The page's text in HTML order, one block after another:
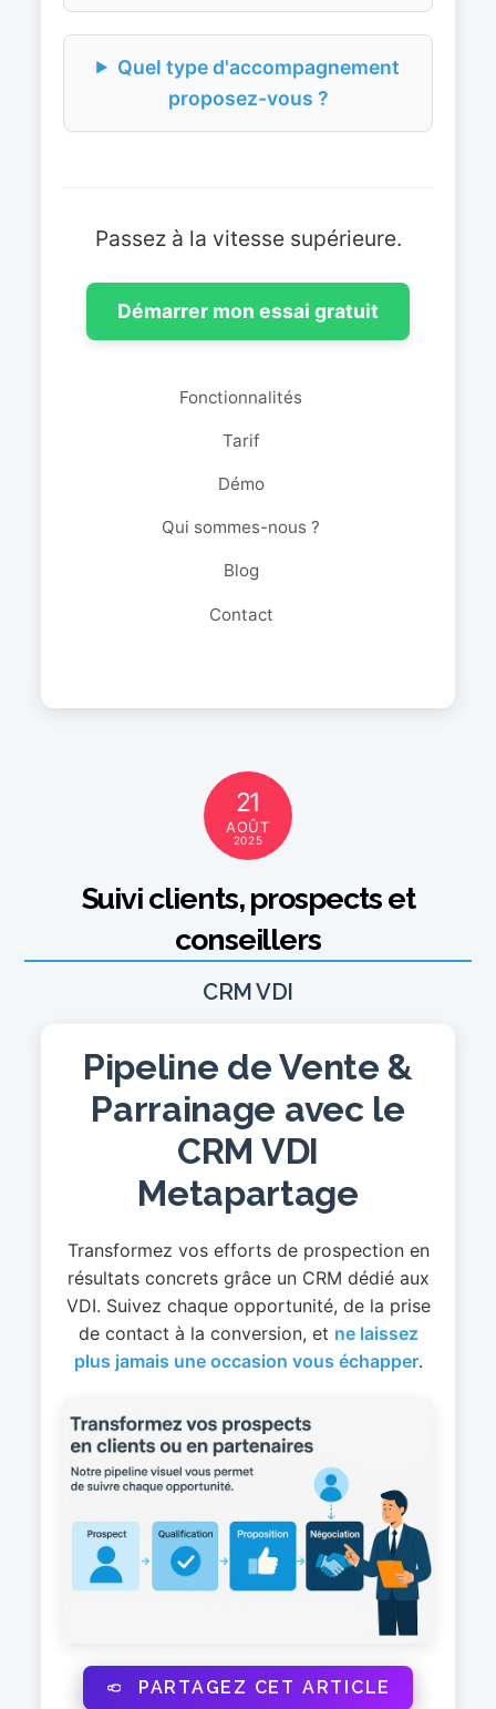
Quel type d'accompagnement
proposez-vous ?
Passez à la vitesse supérieure.
Démarrer mon essai gratuit
Fonctionnalités
Tarif
Démo
Qui sommes-nous ?
Blog
Contact
21
AOÛT
2025
Suivi clients, prospects et
conseillers
CRM VDI
Pipeline de Vente &
Parrainage avec le
CRM VDI
Metapartage
Transformez vos efforts de prospection en
résultats concrets grâce un CRM dédié aux
VDI. Suivez chaque opportunité, de la prise
de contact à la conversion, et ne laissez
plus jamais une occasion vous échapper.
PARTAGEZ CET ARTICLE